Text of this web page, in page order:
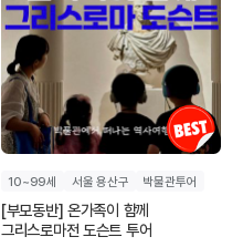
10~99세 서울 용산구 박물관투어
[부모동반] 온가족이 함께
그리스로마전 도슨트 투어